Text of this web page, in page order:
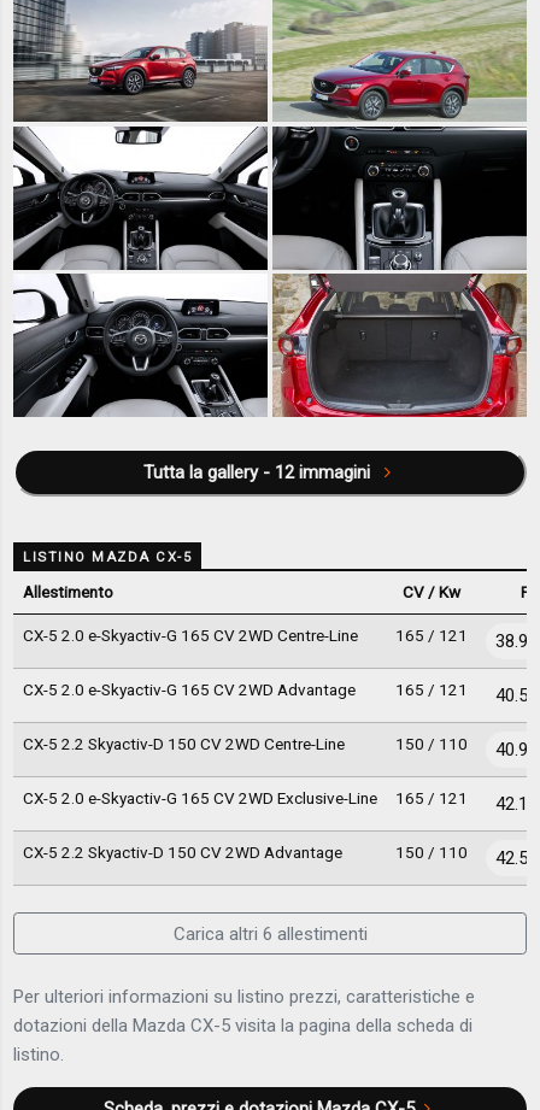
Tutta la gallery - 12 immagini
LISTINO MAZDA CX-5
Allestimento CV / Kw
CX-5 2.0 e-Skyactiv-G 165 CV 2WD Centre-Line 165 / 121
CX-5 2.0 e-Skyactiv-G 165 CV 2WD Advantage 165 / 121
CX-5 2.2 Skyactiv-D 150 CV 2WD Centre-Line 150 / 110
CX-5 2.0 e-Skyactiv-G 165 CV 2WD Exclusive-Line 165 / 121
CX-5 2.2 Skyactiv-D 150 CV 2WD Advantage 150 / 110
Carica altri 6 allestimenti
Per ulteriori informazioni su listino prezzi, caratteristiche e
dotazioni della Mazda CX-5 visita la pagina della scheda di
listino.